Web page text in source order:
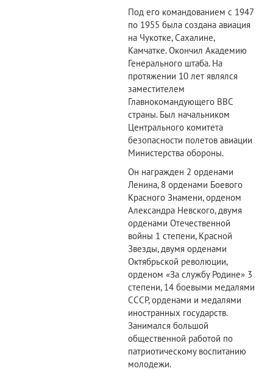
Под его командованием с 1947
по 1955 была создана авиация
на Чукотке, Сахалине,
Камчатке. Окончил Академию
Генерального штаба. На
протяжении 10 лет являлся
заместителем
Главнокомандующего ВВС
страны. Был начальником
Центрального комитета
безопасности полетов авиации
Министерства обороны.
Он награжден 2 орденами
Ленина, 8 орденами Боевого
Красного Знамени, орденом
Александра Невского, двумя
орденами Отечественной
войны 1 степени, Красной
Звезды, двумя орденами
Октябрьской революции,
орденом «За службу Родине» 3
степени, 14 боевыми медалями
СССР, орденами и медалями
иностранных государств.
Занимался большой
общественной работой по
патриотическому воспитанию
молодежи.